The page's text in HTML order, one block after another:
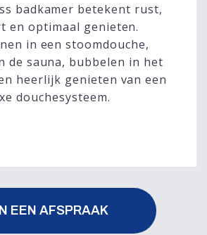
badkamer betekent rust,
en optimaal genieten.
in een stoomdouche,
de sauna, bubbelen in het
heerlijk genieten van een
douchesysteem.
EEN AFSPRAAK